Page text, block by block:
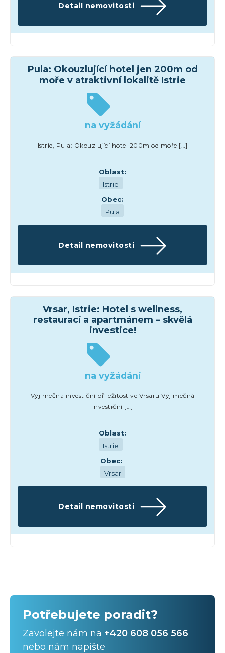
Detail nemovitosti
Pula: Okouzlující hotel jen 200m od
moře v atraktivní lokalitě Istrie
na vyžádání
Istrie, Pula: Okouzlující hotel 200m od moře […]
Oblast:
Istrie
Obec:
Pula
Detail nemovitosti
Vrsar, Istrie: Hotel s wellness,
restaurací a apartmánem – skvělá
investice!
na vyžádání
Výjimečná investiční příležitost ve Vrsaru Výjimečná
investiční […]
Oblast:
Istrie
Obec:
Vrsar
Detail nemovitosti
Potřebujete poradit?
Zavolejte nám na +420 608 056 566
nebo nám napište